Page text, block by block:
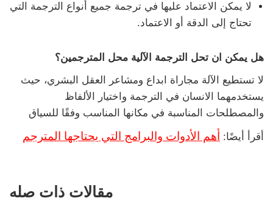
لا يمكن الاعتماد عليها في ترجمة جميع أنواع الترجمة التي
تحتاج إلى الدقة أو الاعتماد.
هل يمكن ان تحل الترجمة الآلية محل المترجمين؟
لا تستطيع الآلة مجاراة ابداع ومشاعر العقل البشري، حيث
يستخدمهما الانسان في الترجمة واختيار الألفاظ
والمصطلحات المناسبة في مكانها المناسب وفقًا للسياق
أقرأ أيضًا: أهم الأدوات والبرامج التي يحتاجها المترجم
مقالات ذات صله